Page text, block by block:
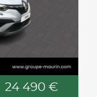
24 490 €